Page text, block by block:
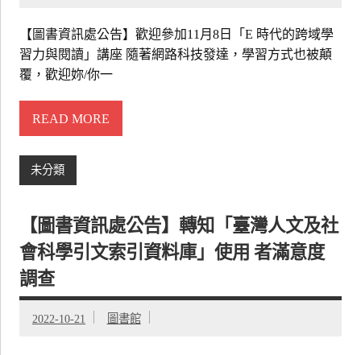
【圖書資訊處公告】歡迎參加11月8日「E 時代的跨域學
習力與閱讀」講座 隨著網路科技發達，學習方式也被顛
覆，歡迎妳/你一
READ MORE
未分類
【圖書資訊處公告】轉知「臺灣人文及社
會科學引文索引資料庫」使用 者滿意度
調查
2022-10-21 圖書館